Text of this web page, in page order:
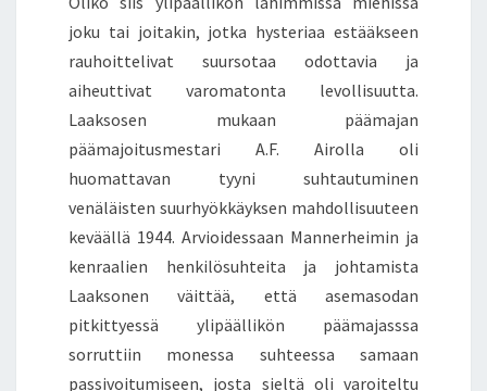
joku tai joitakin, jotka hysteriaa estääkseen
rauhoittelivat suursotaa odottavia ja
aiheuttivat varomatonta levollisuutta.
Laaksosen mukaan päämajan
päämajoitusmestari A.F. Airolla oli
huomattavan tyyni suhtautuminen
venäläisten suurhyökkäyksen mahdollisuuteen
keväällä 1944. Arvioidessaan Mannerheimin ja
kenraalien henkilösuhteita ja johtamista
Laaksonen väittää, että asemasodan
pitkittyessä ylipäällikön päämajasssa
sorruttiin monessa suhteessa samaan
passivoitumiseen, josta sieltä oli varoiteltu